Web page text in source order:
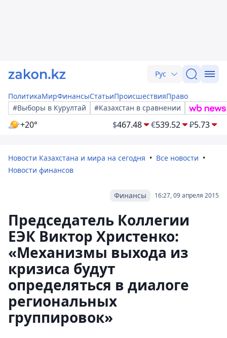
Рус
ПолитикаМирФинансыСтатьиПроисшествияПраво
#Выборы в Курултай
#Казахстан в сравнении
+20° $467.48 €539.52 ₽5.73
Новости Казахстана и мира на сегодня
Все новости
Новости финансов
16:27, 09 апреля 2015
Финансы
Председатель Коллегии
ЕЭК Виктор Христенко:
«Механизмы выхода из
кризиса будут
определяться в диалоге
региональных
группировок»